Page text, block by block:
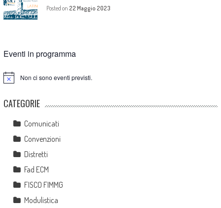
Posted on 22 Maggio 2023
Eventi in programma
Notice Non ci sono eventi previsti.
CATEGORIE
Comunicati
Convenzioni
Distretti
Fad ECM
FISCO FIMMG
Modulistica